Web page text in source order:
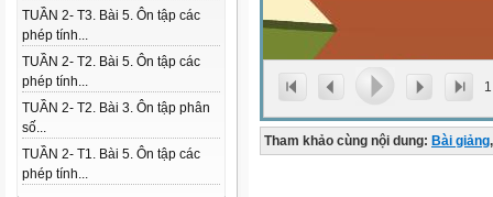
TUẦN 2- T3. Bài 5. Ôn tập các
phép tính...
TUẦN 2- T2. Bài 5. Ôn tập các
phép tính...
TUẦN 2- T2. Bài 3. Ôn tập phân
số...
TUẦN 2- T1. Bài 5. Ôn tập các
phép tính...
1
Tham khảo cùng nội dung: Bài giảng,